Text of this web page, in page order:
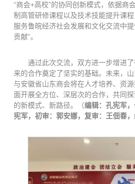
“商会+高校”的协同创新模式，依据商
制高管研修课程以及技术技能提升课
服务鲁皖经济社会发展和文化交流中提
贡献”。
通过此次交流，双方进一步增进
来的合作奠定了坚实的基础。未来，
与安徽省山东商会将在人才培养、资
面开展全方位、深层次的合作，共同
的新模式、新路径。（编辑：孔宪军
宪军，初审：郭安娜，复审：王佃春，